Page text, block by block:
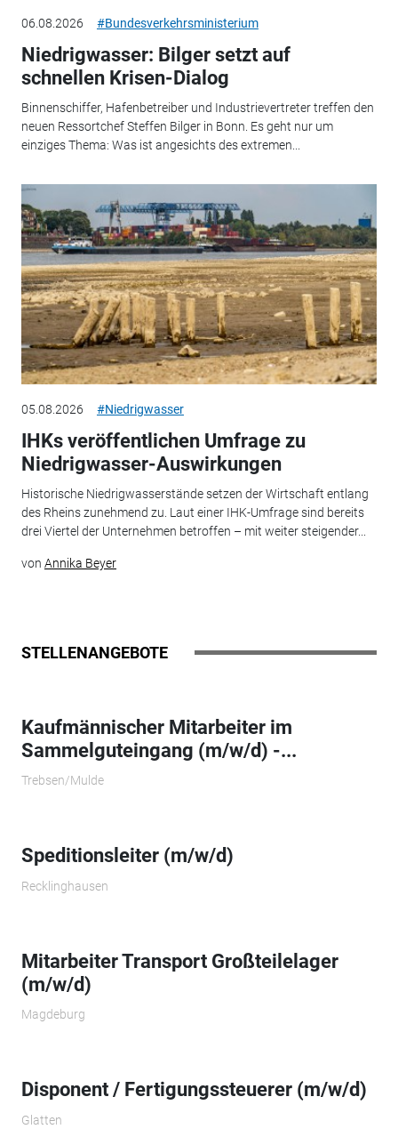
06.08.2026 #Bundesverkehrsministerium
Niedrigwasser: Bilger setzt auf
schnellen Krisen-Dialog
Binnenschiffer, Hafenbetreiber und Industrievertreter treffen den
neuen Ressortchef Steffen Bilger in Bonn. Es geht nur um
einziges Thema: Was ist angesichts des extremen...
05.08.2026 #Niedrigwasser
IHKs veröffentlichen Umfrage zu
Niedrigwasser-Auswirkungen
Historische Niedrigwasserstände setzen der Wirtschaft entlang
des Rheins zunehmend zu. Laut einer IHK-Umfrage sind bereits
drei Viertel der Unternehmen betroffen – mit weiter steigender...
von Annika Beyer
STELLENANGEBOTE
Kaufmännischer Mitarbeiter im
Sammelguteingang (m/w/d) -...
Trebsen/Mulde
Speditionsleiter (m/w/d)
Recklinghausen
Mitarbeiter Transport Großteilelager
(m/w/d)
Magdeburg
Disponent / Fertigungssteuerer (m/w/d)
Glatten